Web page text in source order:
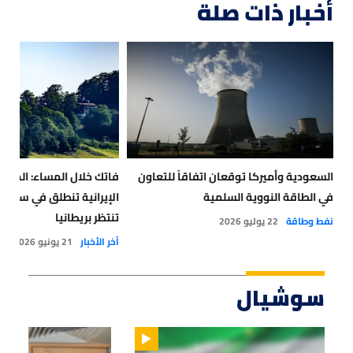
أخبار ذات صلة
السعودية وأميركا توقعان اتفاقاً للتعاون
في الطاقة النووية السلمية
نفط وطاقة 22 يوليو 2026
فاتك خلال المساء:
الإيرانية تنطلق في
تنتظر بريطانيا
آخر الأخبار 21 يونيو 2026
سوشيال